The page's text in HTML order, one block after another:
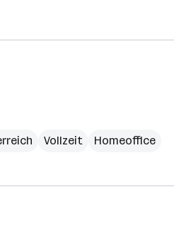
Vollzeit Homeoffice